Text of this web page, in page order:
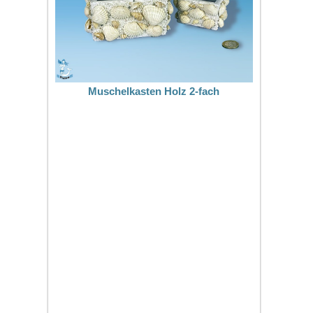
Muschelkasten Holz 2-fach